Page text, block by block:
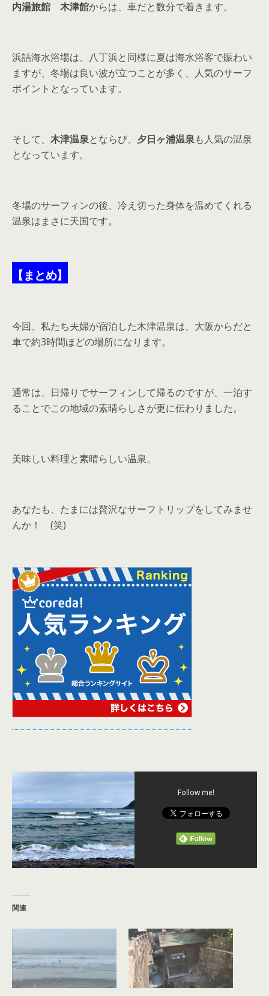
内湯旅館 木津館からは、車だと数分で着きます。
浜詰海水浴場は、八丁浜と同様に夏は海水浴客で賑わい
ますが、冬場は良い波が立つことが多く、人気のサーフ
ポイントとなっています。
そして、 木津温泉とならび、 夕日ヶ浦温泉も人気の温泉
となっています。
冬場のサーフィンの後、冷え切った身体を温めてくれる
温泉はまさに天国です。
【まとめ】
今回、私たち夫婦が宿泊した木津温泉は、大阪からだと
車で約3時間ほどの場所になります。
通常は、日帰りでサーフィンして帰るのですが、一泊す
ることでこの地域の素晴らしさが更に伝わりました。
美味しい料理と素晴らしい温泉。
あなたも、たまには贅沢なサーフトリップをしてみませ
んか！ (笑)
Follow me!
関連